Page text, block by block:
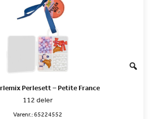
Perlesett – Petite France
112 deler
Varenr.:65224552